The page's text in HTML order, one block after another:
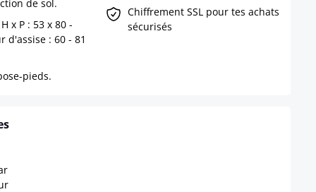
de sol.
x P : 53 x 80 -
d'assise : 60 - 81
pieds.
Chiffrement SSL pour tes achats
sécurisés